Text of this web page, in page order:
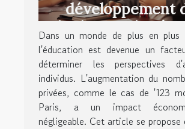
développement
écoles privées à
étude de cas '123
école'
Dans un monde de plus en plus
l'éducation est devenue un
déterminer les perspectives
individus. L'augmentation du
privées, comme le cas de '123
Paris, a un impact
négligeable. Cet article se propose